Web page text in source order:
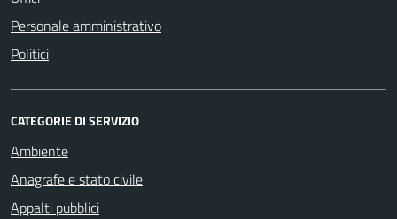
Personale amministrativo
Politici
CATEGORIE DI SERVIZIO
Ambiente
Anagrafe e stato civile
Appalti pubblici